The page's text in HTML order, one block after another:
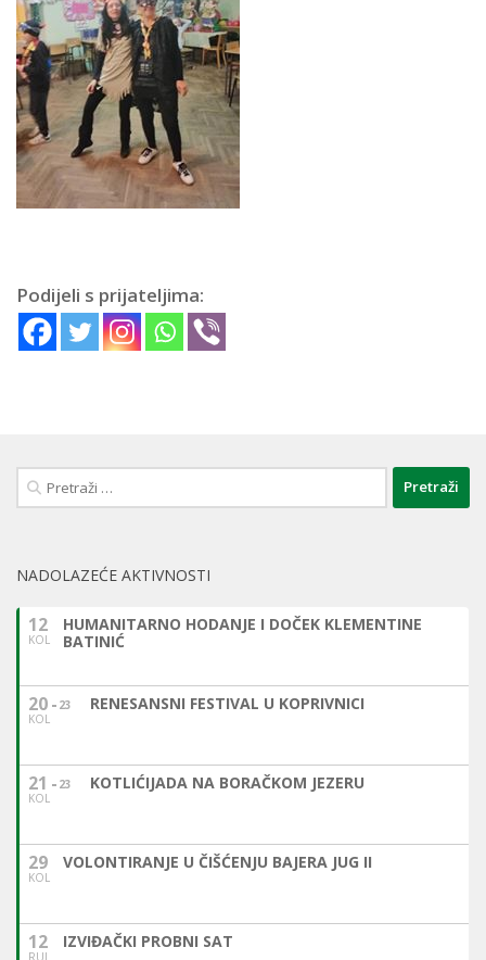
Podijeli s prijateljima:
Pretraži:
NADOLAZEĆE AKTIVNOSTI
12
KOL
HUMANITARNO HODANJE I DOČEK KLEMENTINE
BATINIĆ
20
KOL
23 RENESANSNI FESTIVAL U KOPRIVNICI
21
KOL
23 KOTLIĆIJADA NA BORAČKOM JEZERU
29
KOL
VOLONTIRANJE U ČIŠĆENJU BAJERA JUG II
12
RUJ
IZVIĐAČKI PROBNI SAT